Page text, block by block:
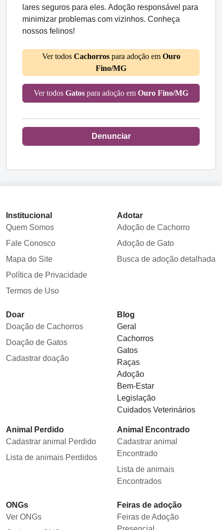
lares seguros para eles. Adoção responsável para
minimizar problemas com vizinhos. Conheça
nossos felinos!
Ver todos Cachorrospara adoção em Ouro
Fino/MG
Ver todos Gatos para adoção em Ouro Fino/MG
Denunciar
Institucional
Quem Somos
Fale Conosco
Mapa do Site
Política de Privacidade
Termos de Uso
Adotar
Adoção de Cachorro
Adoção de Gato
Busca de adoção detalhada
Doar
Doação de Cachorros
Doação de Gatos
Cadastrar doação
Blog
Geral
Cachorros
Gatos
Raças
Adoção
Bem-Estar
Legislação
Cuidados Veterinários
Animal Perdido
Cadastrar animal Perdido
Lista de animais Perdidos
Animal Encontrado
Cadastrar animal
Encontrado
Lista de animais
Encontrados
ONGs
Ver ONGs
Feiras de adoção
Feiras de Adoção